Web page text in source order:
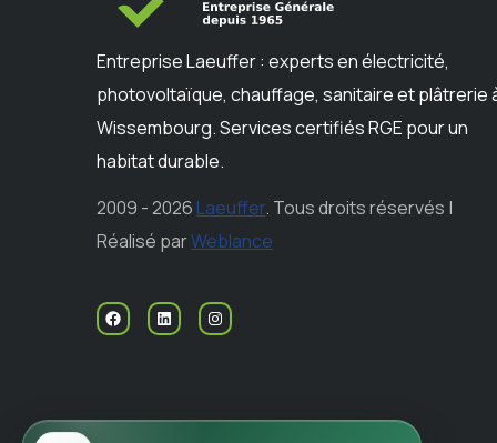
Entreprise Laeuffer : experts en électricité,
photovoltaïque, chauffage, sanitaire et plâtrerie
Wissembourg. Services certifiés RGE pour un
habitat durable.
2009 - 2026Laeuffer. Tous droits réservés |
Réalisé parWeblance